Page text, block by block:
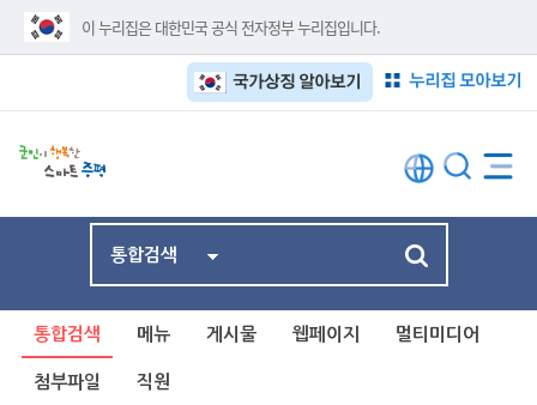
이 누리집은 대한민국 공식 전자정부 누리집입니다.
누리집 모아보기
국가상징 알아보기